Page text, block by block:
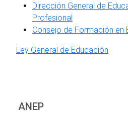
Dirección General de
Profesional
Consejo de Formación en
Ley General de Educación
ANEP